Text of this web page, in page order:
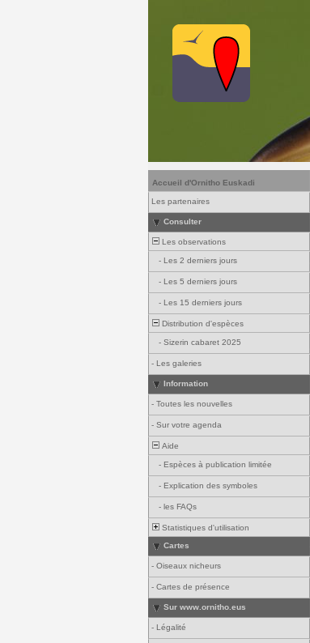
Accueil d'Ornitho Euskadi
Les partenaires
Consulter
Les observations
- Les 2 derniers jours
- Les 5 derniers jours
- Les 15 derniers jours
Distribution d'espèces
- Sizerin cabaret 2025
- Les galeries
Information
- Toutes les nouvelles
- Sur votre agenda
Aide
- Espèces à publication limitée
- Explication des symboles
- les FAQs
Statistiques d'utilisation
Cartes
- Oiseaux nicheurs
- Cartes de présence
Sur www.ornitho.eus
- Légalité